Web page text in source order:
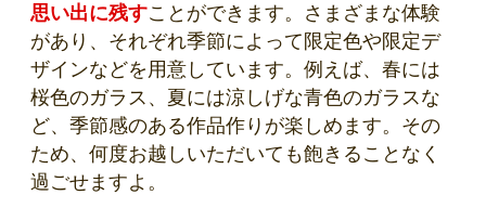
思い出に残すことができます。さまざまな体験
があり、それぞれ季節によって限定色や限定デ
ザインなどを用意しています。例えば、春には
桜色のガラス、夏には涼しげな青色のガラスな
ど、季節感のある作品作りが楽しめます。その
ため、何度お越しいただいても飽きることなく
過ごせますよ。